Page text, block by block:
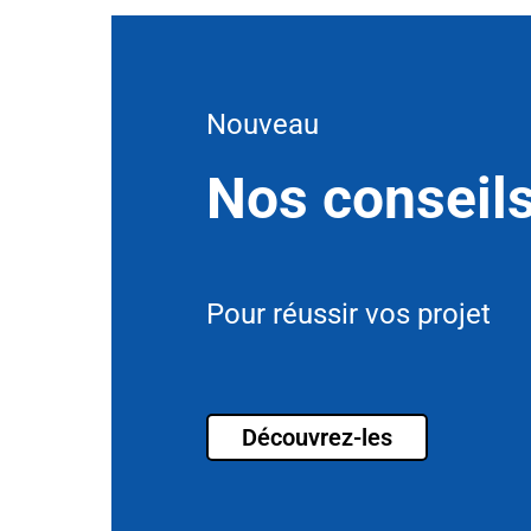
Nouveau
Nos
Pour réussir vos projet
Découvrez-les